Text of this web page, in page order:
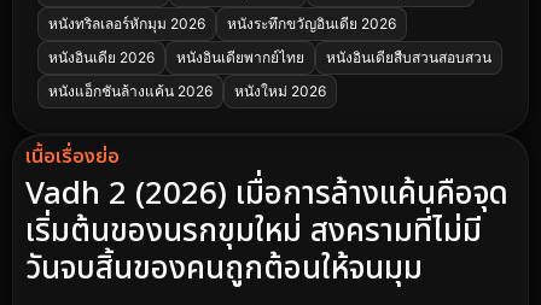
หนังทริลเลอร์หักมุม 2026
หนังระทึกขวัญอินเดีย 2026
หนังอินเดีย 2026
หนังอินเดียพากย์ไทย
หนังอินเดียสืบสวนสอบสวน
หนังแอ็กชันล้างแค้น 2026
หนังใหม่ 2026
เนื้อเรื่องย่อ
Vadh 2 (2026) เมื่อการล้างแค้นคือจุด
เริ่มต้นของนรกขุมใหม่ สงครามที่ไม่มี
วันจบสิ้นของคนถูกต้อนให้จนมุม